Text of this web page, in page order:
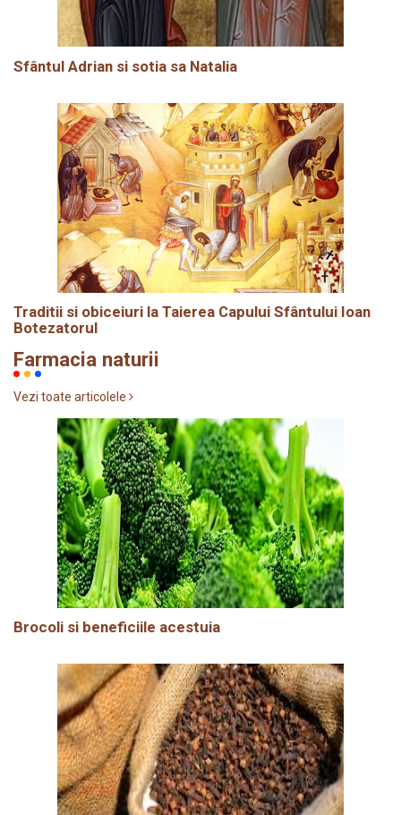
Sfântul Adrian si sotia sa Natalia
Traditii si obiceiuri la Taierea Capului Sfântului Ioan
Botezatorul
Farmacia naturii
Vezi toate articolele
Brocoli si beneficiile acestuia